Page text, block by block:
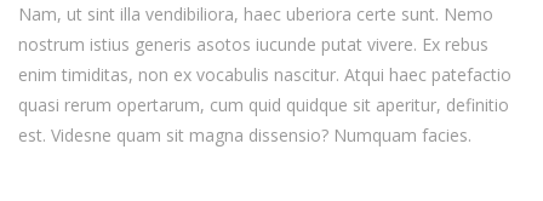
Nam, ut sint illa vendibiliora, haec uberiora certe sunt. Nemo
nostrum istius generis asotos iucunde putat vivere. Ex rebus
enim timiditas, non ex vocabulis nascitur. Atqui haec patefactio
quasi rerum opertarum, cum quid quidque sit aperitur, definitio
est. Videsne quam sit magna dissensio? Numquam facies.